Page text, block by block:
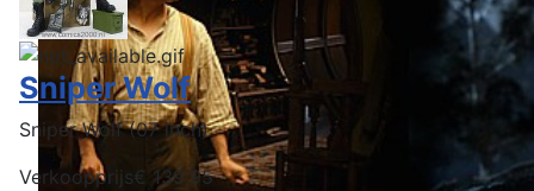
Sniper Wolf
Sniper Wolf (07 inch)
Verkoopprijs€ 139,95